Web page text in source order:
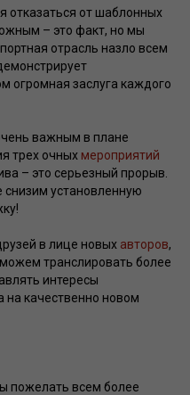
отказаться от шаблонных
– это факт, но мы
отрасль назло всем
огромная заслуга каждого
важным в плане
трех очных мероприятий
– это серьезный прорыв.
снизим установленную
в лице новых авторов,
транслировать более
интересы
на качественно новом
пожелать всем более